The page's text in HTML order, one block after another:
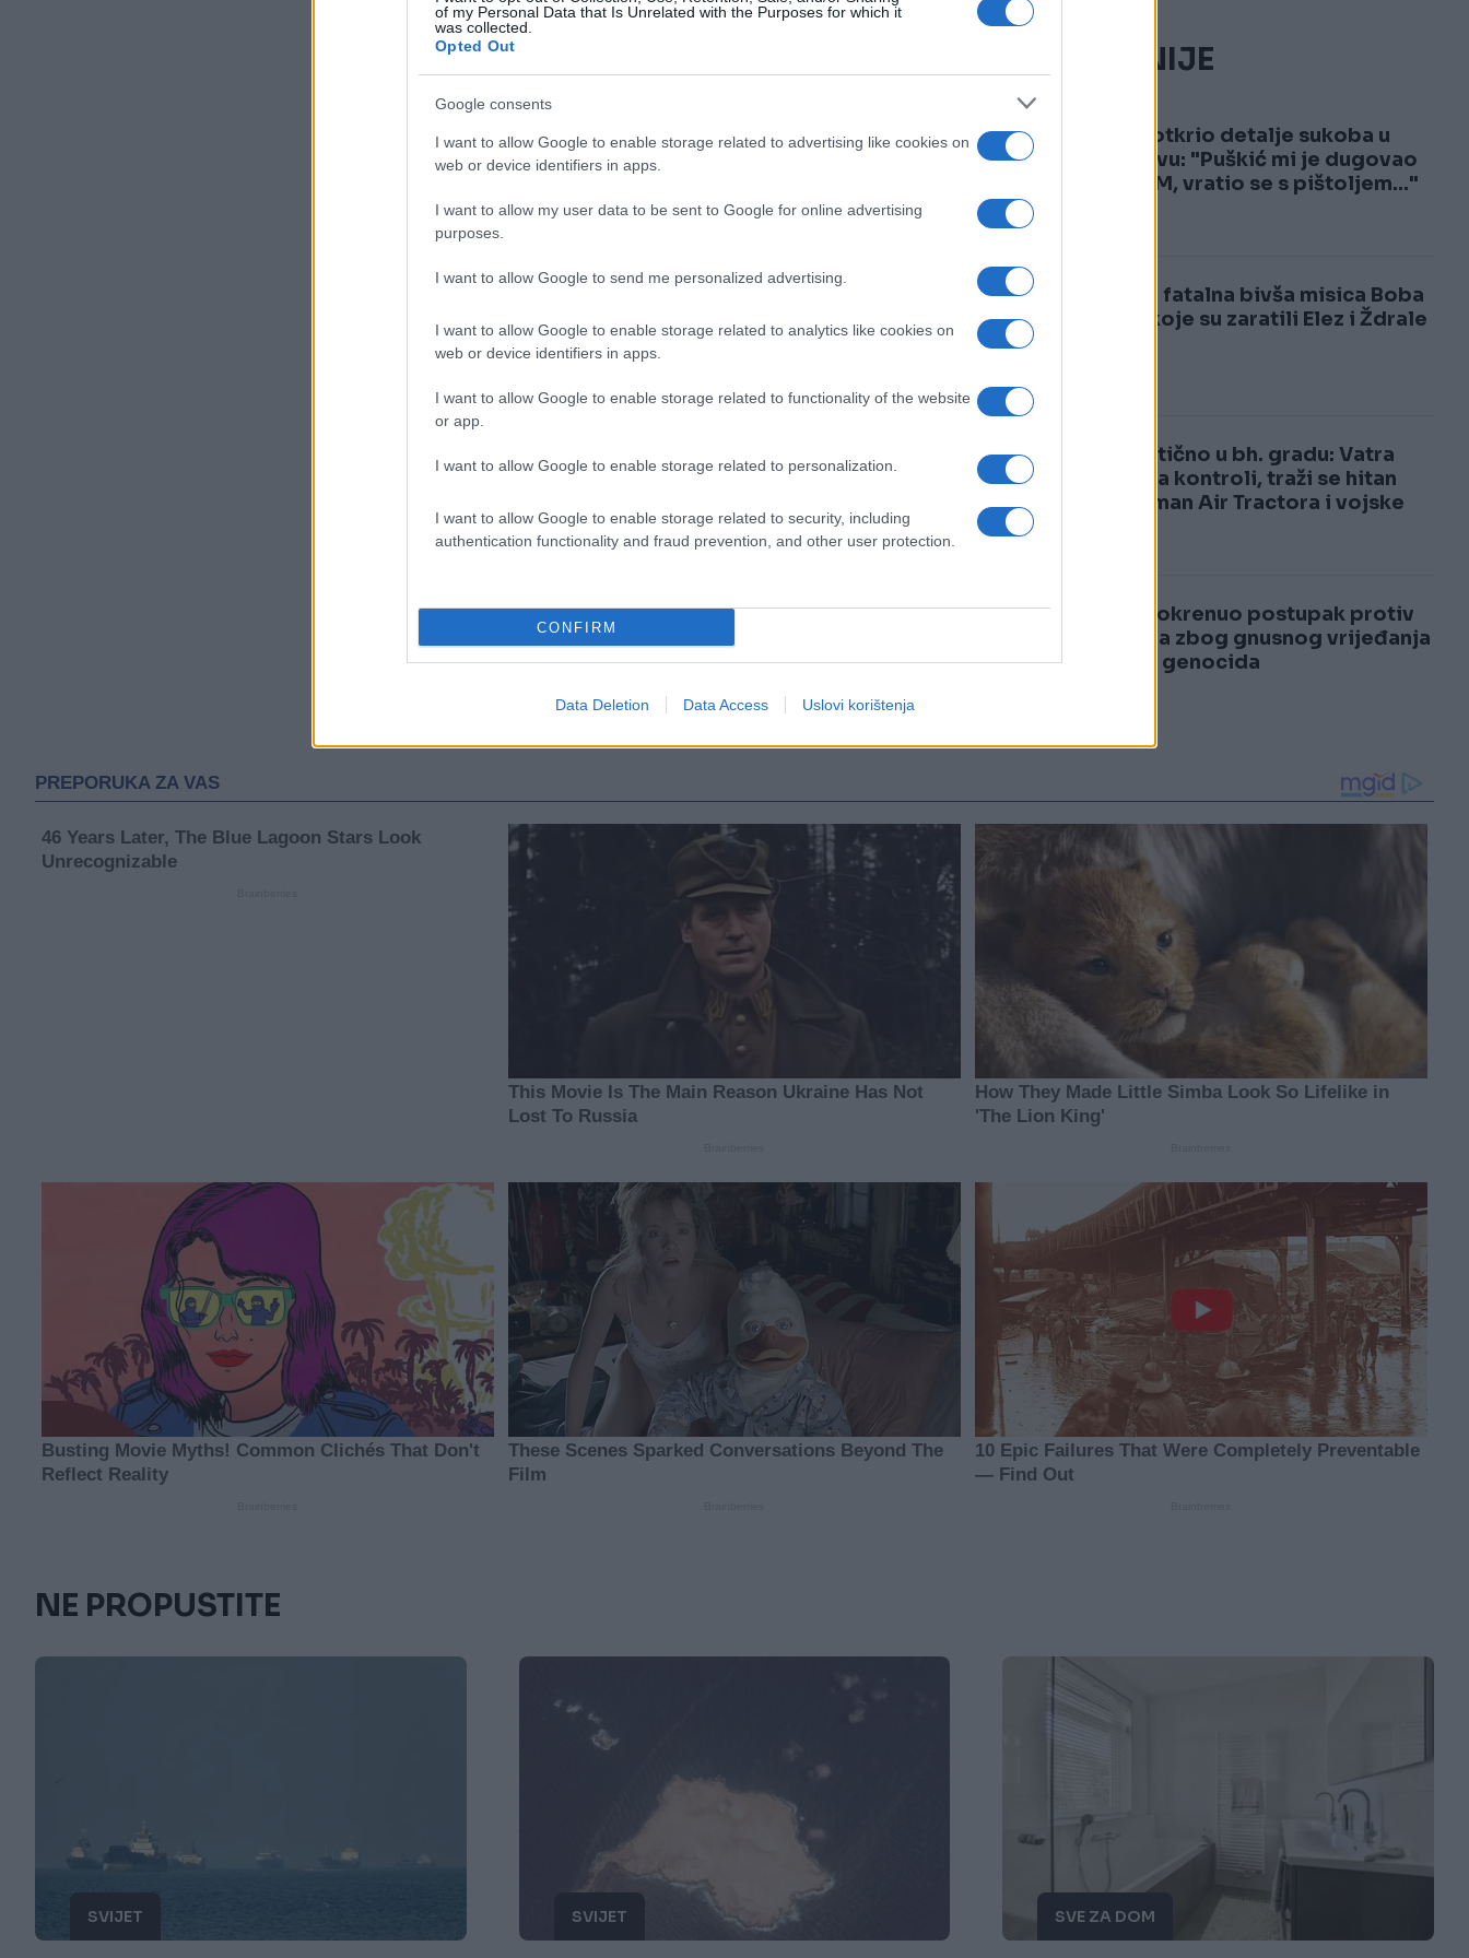
of my Personal Data that Is Unrelated with the Purposes for which it
was collected.
Opted Out
Google consents
I want to allow Google to enable storage related to advertising like cookies on
web or device identifiers in apps.
I want to allow my user data to be sent to Google for online advertising
purposes.
I want to allow Google to send me personalized advertising.
I want to allow Google to enable storage related to analytics like cookies on
web or device identifiers in apps.
I want to allow Google to enable storage related to functionality of the website
or app.
I want to allow Google to enable storage related to personalization.
I want to allow Google to enable storage related to security, including
authentication functionality and fraud prevention, and other user protection.
CONFIRM
Data Deletion Data Access Uslovi korištenja
NAJČITANIJE
1
Hasić otkrio detalje sukoba u
Sarajevu: "Puškić mi je dugovao
400 KM, vratio se s pištoljem..."
2
Ovo je fatalna bivša misica Boba
zbog koje su zaratili Elez i Ždrale
3
Dramatično u bh. gradu: Vatra
izmakla kontroli, traži se hitan
angažman Air Tractora i vojske
4
RAK pokrenuo postupak protiv
RTRS-a zbog gnusnog vrijeđanja
žrtava genocida
NE PROPUSTITE
SVIJET SVIJET SVE ZA DOM